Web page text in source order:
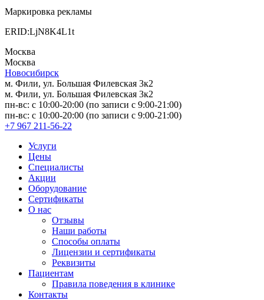
Маркировка рекламы
ERID:LjN8K4L1t
Москва
Москва
Новосибирск
м. Фили, ул. Большая Филевская 3к2
м. Фили, ул. Большая Филевская 3к2
пн-вс: с 10:00-20:00 (по записи с 9:00-21:00)
пн-вс: с 10:00-20:00 (по записи с 9:00-21:00)
+7 967 211-56-22
Услуги
Цены
Специалисты
Акции
Оборудование
Сертификаты
О нас
Отзывы
Наши работы
Способы оплаты
Лицензии и сертификаты
Реквизиты
Пациентам
Правила поведения в клинике
Контакты